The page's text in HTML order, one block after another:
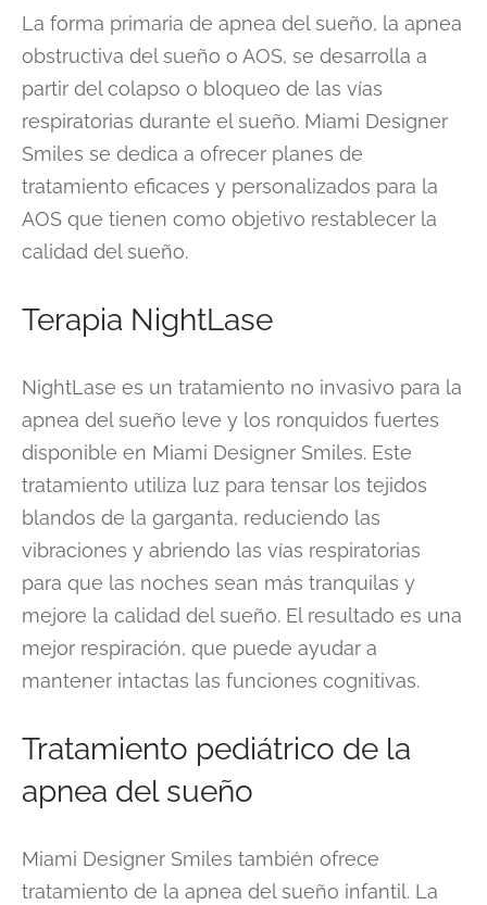
La forma primaria de apnea del sueño, la apnea
obstructiva del sueño o AOS, se desarrolla a
partir del colapso o bloqueo de las vías
respiratorias durante el sueño. Miami Designer
Smiles se dedica a ofrecer planes de
tratamiento eficaces y personalizados para la
AOS que tienen como objetivo restablecer la
calidad del sueño.
Terapia NightLase
NightLase es un tratamiento no invasivo para la
apnea del sueño leve y los ronquidos fuertes
disponible en Miami Designer Smiles. Este
tratamiento utiliza luz para tensar los tejidos
blandos de la garganta, reduciendo las
vibraciones y abriendo las vías respiratorias
para que las noches sean más tranquilas y
mejore la calidad del sueño. El resultado es una
mejor respiración, que puede ayudar a
mantener intactas las funciones cognitivas.
Tratamiento pediátrico de la
apnea del sueño
Miami Designer Smiles también ofrece
tratamiento de la apnea del sueño infantil. La